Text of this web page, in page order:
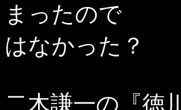
まったので
はなかった？
二木謙一の『徳